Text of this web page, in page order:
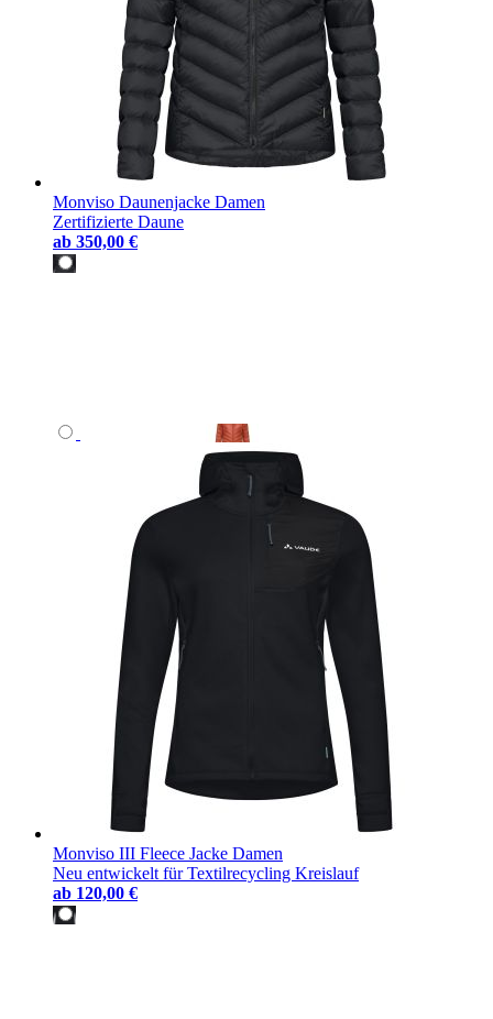
Monviso Daunenjacke Damen
Zertifizierte Daune
ab 350,00 €
Monviso III Fleece Jacke Damen
Neu entwickelt für Textilrecycling Kreislauf
ab 120,00 €